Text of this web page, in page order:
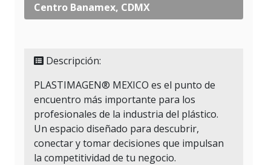
Centro Banamex, CDMX
Descripción:
PLASTIMAGEN® MEXICO es el punto de
encuentro más importante para los
profesionales de la industria del plástico.
Un espacio diseñado para descubrir,
conectar y tomar decisiones que impulsan
la competitividad de tu negocio.